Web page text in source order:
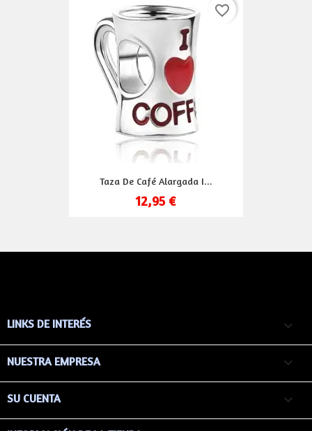
Taza De Café Alargada I...
12,95 €
favorite_border
LINKS DE INTERÉS 
NUESTRA EMPRESA 
SU CUENTA 